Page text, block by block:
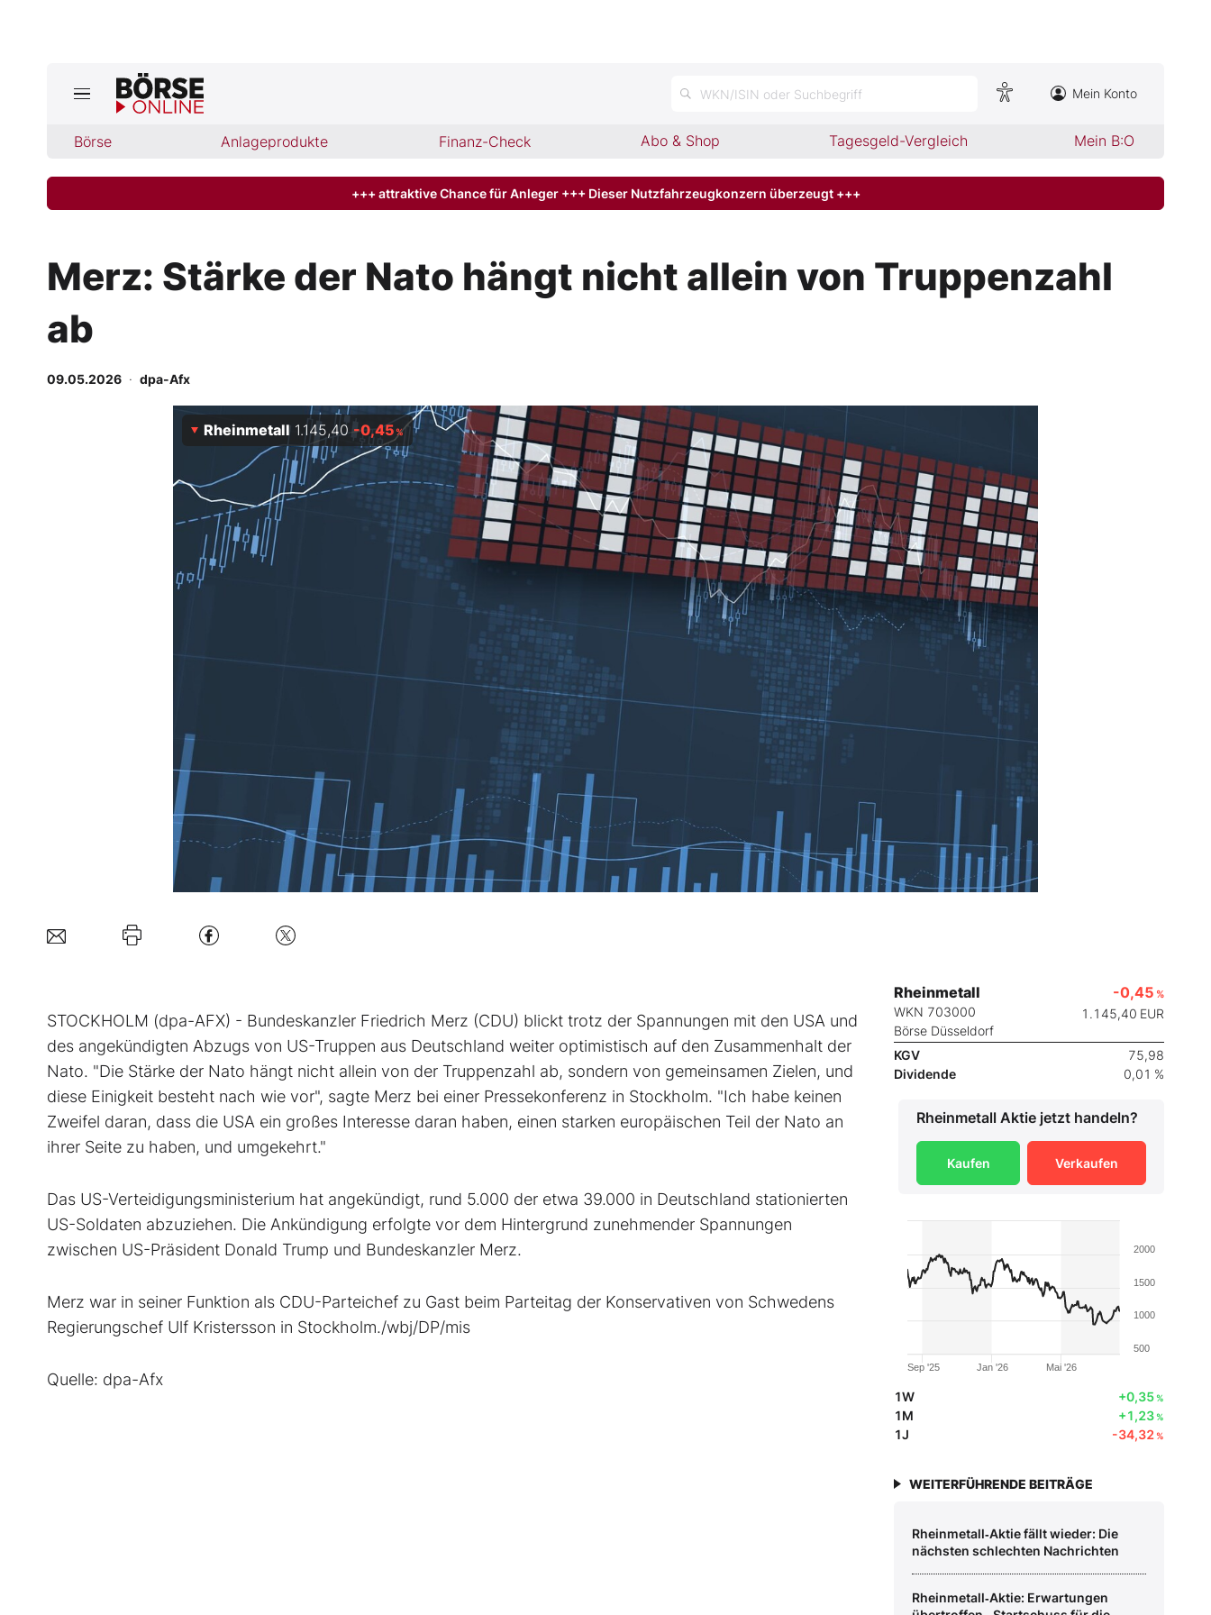
WKN/ISIN oder Suchbegriff Mein Konto
Börse Anlageprodukte Finanz-Check Abo & Shop Tagesgeld-Vergleich Mein B:O
Börse
Abo & Shop
Experten
Mein B:O
Mein Konto
Folgen Sie uns
+++ attraktive Chance für Anleger +++ Dieser Nutzfahrzeugkonzern überzeugt +++
Merz: Stärke der Nato hängt nicht allein von Truppenzahl
ab
09.05.2026 · dpa-Afx
Rheinmetall 1.145,40 -0,45%
STOCKHOLM (dpa-AFX) - Bundeskanzler Friedrich Merz (CDU) blickt trotz der Spannungen mit den USA und
des angekündigten Abzugs von US-Truppen aus Deutschland weiter optimistisch auf den Zusammenhalt der
Nato. "Die Stärke der Nato hängt nicht allein von der Truppenzahl ab, sondern von gemeinsamen Zielen, und
diese Einigkeit besteht nach wie vor", sagte Merz bei einer Pressekonferenz in Stockholm. "Ich habe keinen
Zweifel daran, dass die USA ein großes Interesse daran haben, einen starken europäischen Teil der Nato an
ihrer Seite zu haben, und umgekehrt."
Das US-Verteidigungsministerium hat angekündigt, rund 5.000 der etwa 39.000 in Deutschland stationierten
US-Soldaten abzuziehen. Die Ankündigung erfolgte vor dem Hintergrund zunehmender Spannungen
zwischen US-Präsident Donald Trump und Bundeskanzler Merz.
Merz war in seiner Funktion als CDU-Parteichef zu Gast beim Parteitag der Konservativen von Schwedens
Regierungschef Ulf Kristersson in Stockholm./wbj/DP/mis
Quelle: dpa-Afx
Rheinmetall
WKN 703000
Börse Düsseldorf
-0,45 %
1.145,40 EUR
KGV
75,98
Dividende
0,01 %
Rheinmetall Aktie jetzt handeln?
Kaufen Verkaufen
Jan '26
Sep '25 Mai '26
500
1000
1500
2000
1W +0,35%
1M +1,23%
1J -34,32%
WEITERFÜHRENDE BEITRÄGE
Rheinmetall‑Aktie fällt wieder: Die
nächsten schlechten Nachrichten
Rheinmetall‑Aktie: Erwartungen